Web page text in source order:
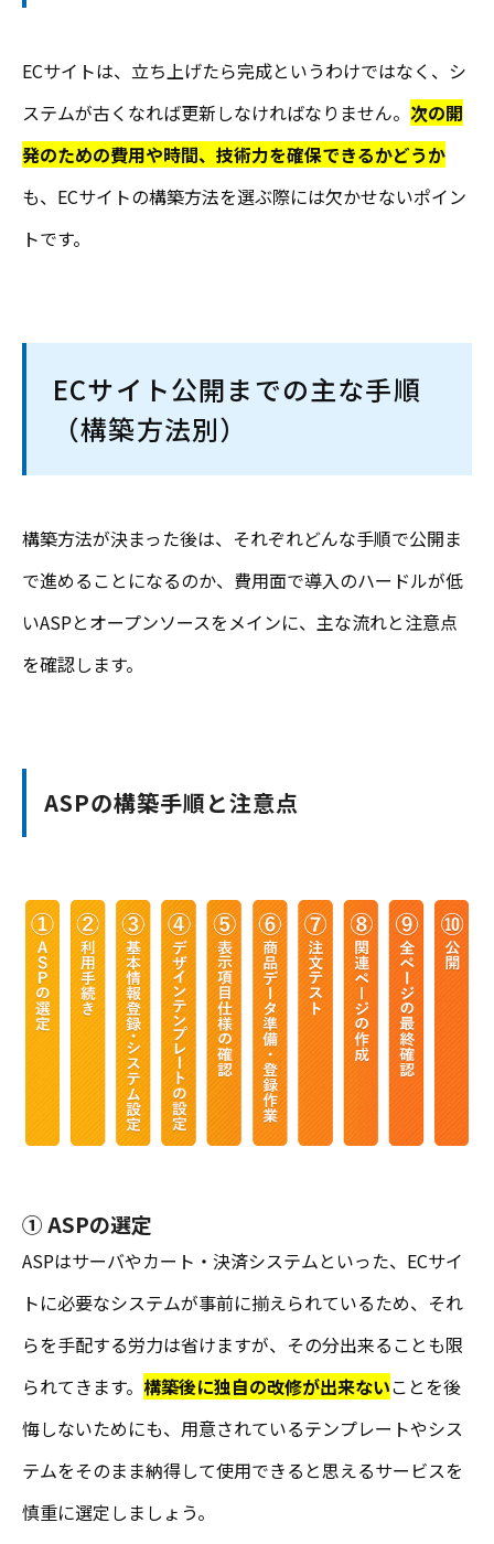
ECサイトは、立ち上げたら完成というわけではなく、シ
ステムが古くなれば更新しなければなりません。 次の開
発のための費用や時間、技術力を確保できるかどうか
も、ECサイトの構築方法を選ぶ際には欠かせないポイン
トです。
ECサイト公開までの主な手順
（構築方法別）
構築方法が決まった後は、それぞれどんな手順で公開ま
で進めることになるのか、費用面で導入のハードルが低
いASPとオープンソースをメインに、主な流れと注意点
を確認します。
ASPの構築手順と注意点
① ASPの選定
ASPはサーバやカート・決済システムといった、ECサイ
トに必要なシステムが事前に揃えられているため、それ
らを手配する労力は省けますが、その分出来ることも限
られてきます。 構築後に独自の改修が出来ないことを後
悔しないためにも、用意されているテンプレートやシス
テムをそのまま納得して使用できると思えるサービスを
慎重に選定しましょう。